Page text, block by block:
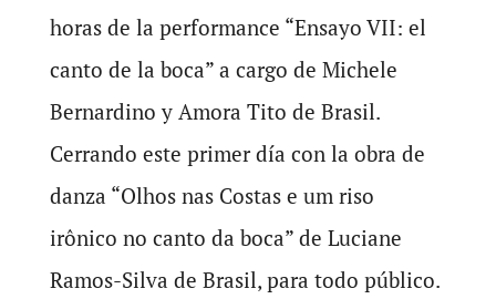
horas de la performance “Ensayo VII: el
canto de la boca” a cargo de Michele
Bernardino y Amora Tito de Brasil.
Cerrando este primer día con la obra de
danza “Olhos nas Costas e um riso
irônico no canto da boca” de Luciane
Ramos-Silva de Brasil, para todo público.